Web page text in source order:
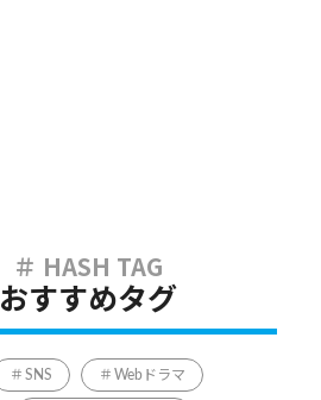
おすすめタグ
SNS Webドラマ